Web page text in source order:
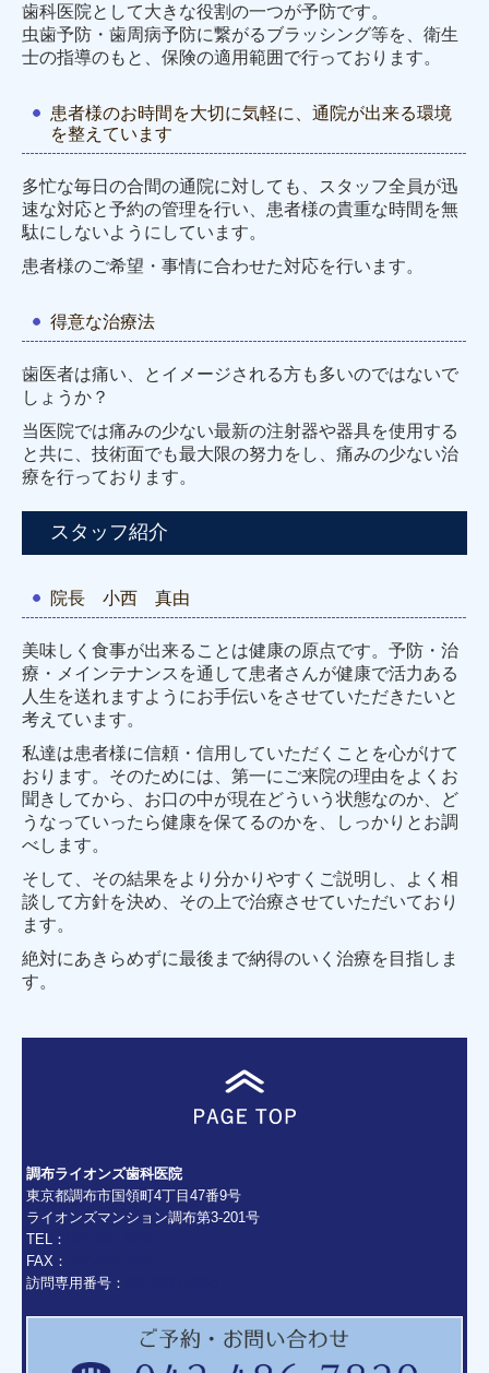
歯科医院として大きな役割の一つが予防です。
虫歯予防・歯周病予防に繋がるブラッシング等を、衛生
士の指導のもと、保険の適用範囲で行っております。
患者様のお時間を大切に気軽に、通院が出来る環境
を整えています
多忙な毎日の合間の通院に対しても、スタッフ全員が迅
速な対応と予約の管理を行い、患者様の貴重な時間を無
駄にしないようにしています。
患者様のご希望・事情に合わせた対応を行います。
得意な治療法
歯医者は痛い、とイメージされる方も多いのではないで
しょうか？
当医院では痛みの少ない最新の注射器や器具を使用する
と共に、 技術面でも最大限の努力をし、痛みの少ない治
療を行っております。
スタッフ紹介
院長 小西 真由
美味しく食事が出来ることは健康の原点です。予防・治
療・メインテナンスを通して患者さんが健康で活力ある
人生を送れますようにお手伝いをさせていただきたいと
考えています。
私達は患者様に信頼・信用していただくことを心がけて
おります。そのためには、第一にご来院の理由をよくお
聞きしてから、お口の中が現在どういう状態なのか、ど
うなっていったら健康を保てるのかを、しっかりとお調
べします。
そして、その結果をより分かりやすくご説明し、よく相
談して方針を決め、その上で治療させていただいており
ます。
絶対にあきらめずに最後まで納得のいく治療を目指しま
す。
調布ライオンズ歯科医院
東京都調布市国領町4丁目47番9号
ライオンズマンション調布第3-201号
TEL：
FAX：
訪問専用番号：